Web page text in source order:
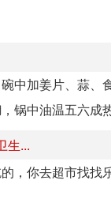
中加姜片、蒜、
锅中油温五六
生...
，你去超市找